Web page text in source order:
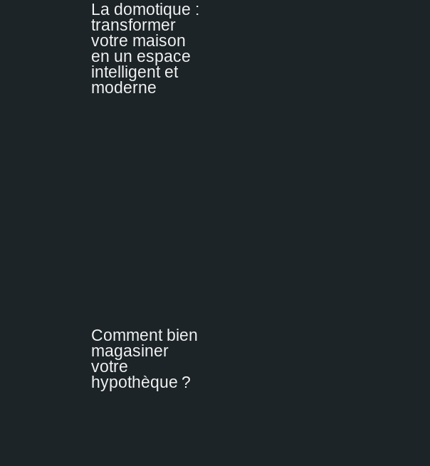
La domotique :
transformer
votre maison
en un espace
intelligent et
moderne
Comment bien
magasiner
votre
hypothèque ?